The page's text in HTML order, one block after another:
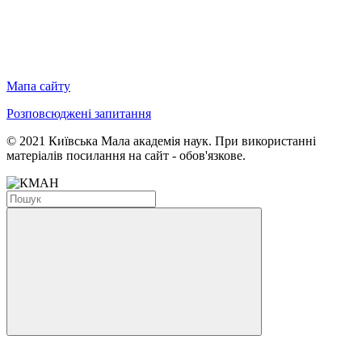
Мапа сайту
Розповсюджені запитання
© 2021 Київська Мала академія наук. При використанні
матеріалів посилання на сайт - обов'язкове.